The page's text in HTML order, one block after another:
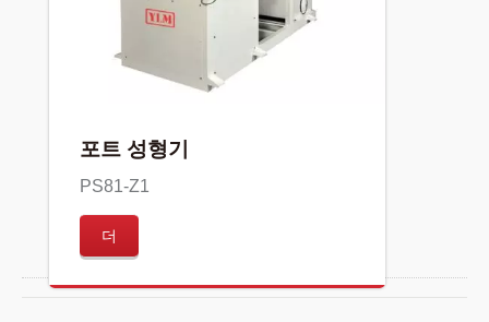
포트 성형기
PS81-Z1
더